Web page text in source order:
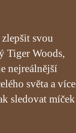
svou
Tiger Woods,
nejreálnější
světa a více
sledovat míček